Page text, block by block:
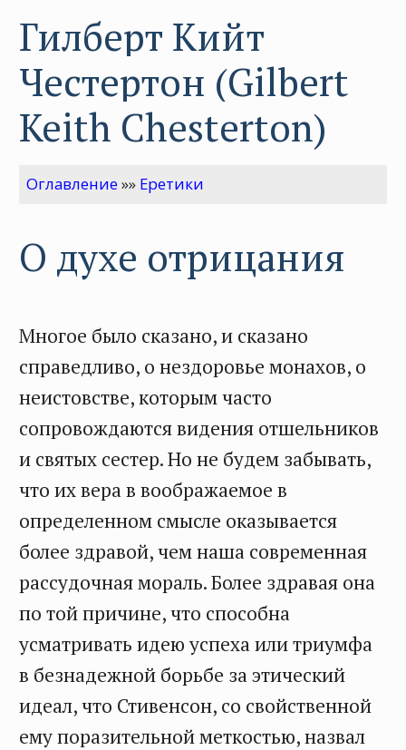
Гилберт Кийт
Честертон (Gilbert
Keith Chesterton)
Оглавление»» Еретики
О духе отрицания
Многое было сказано, и сказано
справедливо, о нездоровье монахов, о
неистовстве, которым часто
сопровождаются видения отшельников
и святых сестер. Но не будем забывать,
что их вера в воображаемое в
определенном смысле оказывается
более здравой, чем наша современная
рассудочная мораль. Более здравая она
по той причине, что способна
усматривать идею успеха или триумфа
в безнадежной борьбе за этический
идеал, что Стивенсон, со свойственной
ему поразительной меткостью, назвал